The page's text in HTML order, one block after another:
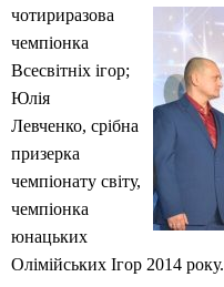
чотириразова
чемпіонка
Всесвітніх ігор;
Юлія
Левченко, срібна
призерка
чемпіонату світу,
чемпіонка
юнацьких
Олімійських Ігор 2014 року.